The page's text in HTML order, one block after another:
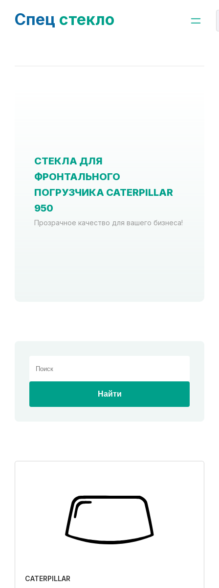
Спец стекло
СТЕКЛА ДЛЯ
ФРОНТАЛЬНОГО
ПОГРУЗЧИКА CATERPILLAR
950
Прозрачное качество для вашего бизнеса!
Найти
CATERPILLAR